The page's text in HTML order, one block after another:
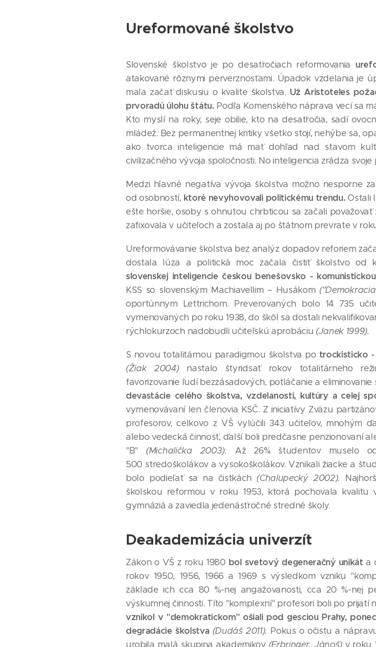
Ureformované školstvo
Slovenské školstvo je po desaťročiach reformovania
atakované rôznymi perverznosťami. Úpadok vzdelania je
mala začať diskusiu o kvalite školstva. Už Aristoteles
prvoradú úlohu štátu. Podľa Komenského náprava vecí sa
Kto myslí na roky, seje obilie, kto na desaťročia, sadí
mládež. Bez permanentnej kritiky všetko stojí, nehýbe sa,
ako tvorca inteligencie má mať dohľad nad stavom
civilizačného vývoja spoločnosti. No inteligencia zrádza svoje
Medzi hlavné negatíva vývoja školstva možno nesporne
od osobností, ktoré nevyhovovali politickému trendu. Ostali
ešte horšie, osoby s ohnutou chrbticou sa začali
zafixovala v učiteľoch a zostala aj po štátnom prevrate v
Ureformovávanie školstva bez analýz dopadov reforiem
dostala lúza a politická moc začala čistiť školstvo od
slovenskej inteligencie českou benešovsko -
KSS so slovenským Machiavellim – Husákom
oportúnnym Lettrichom. Preverovaných bolo 14 735
vymenovaných po roku 1938, do škôl sa dostali
rýchlokurzoch nadobudli učiteľskú aprobáciu (Janek 1999).
S novou totalitárnou paradigmou školstva po trockisticko -
(Žiak 2004)nastalo štyridsať rokov totalitárneho
favorizovanie ľudí bezzásadových, potláčanie a
devastácie celého školstva, vzdelanosti, kultúry a celej
vymenovávaní len členovia KSČ. Z iniciatívy Zväzu
profesorov, celkovo z VŠ vylúčili 343 učiteľov, mnohým
alebo vedecká činnosť, ďalší boli predčasne penzionovaní
"B" (Michalička 2003). Až 26% študentov muselo
500 stredoškolákov a vysokoškolákov. Vznikali žiacke a
bolo podieľať sa na čistkách (Chalupecký 2002).
školskou reformou v roku 1953, ktorá pochovala kvalitu
gymnáziá a zaviedla jedenásťročné stredné školy.
Deakademizácia univerzít
Zákon o VŠ z roku 1980 bol svetový degeneračný unikáta
rokov 1950, 1956, 1966 a 1969 s výsledkom vzniku
základe ich cca 80 %-nej angažovanosti, cca 20 %-nej
výskumnej činnosti. Títo "komplexní" profesori boli po prijatí
vznikol v "demokratickom" ošiali pod gesciou Prahy,
degradácie školstva (Dudáš 2011). Pokus o očistu a
urobila malá skupina akademikov(Erbringer, Jánoš) v roku